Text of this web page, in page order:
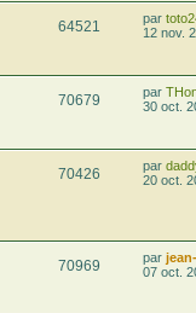
64521 par
12 nov.
70679 par
30 oct.
70426 par
20 oct.
70969 par
07 oct.